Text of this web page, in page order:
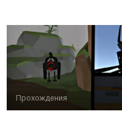
Прохождения